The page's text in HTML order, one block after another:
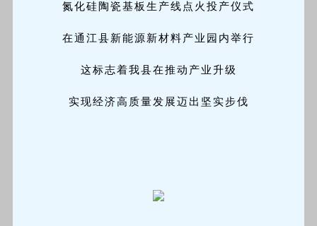
氮化硅陶瓷基板生产线点火投产仪式
在通江县新能源新材料产业园内举行
这标志着我县在推动产业升级
实现经济高质量发展迈出坚实步伐